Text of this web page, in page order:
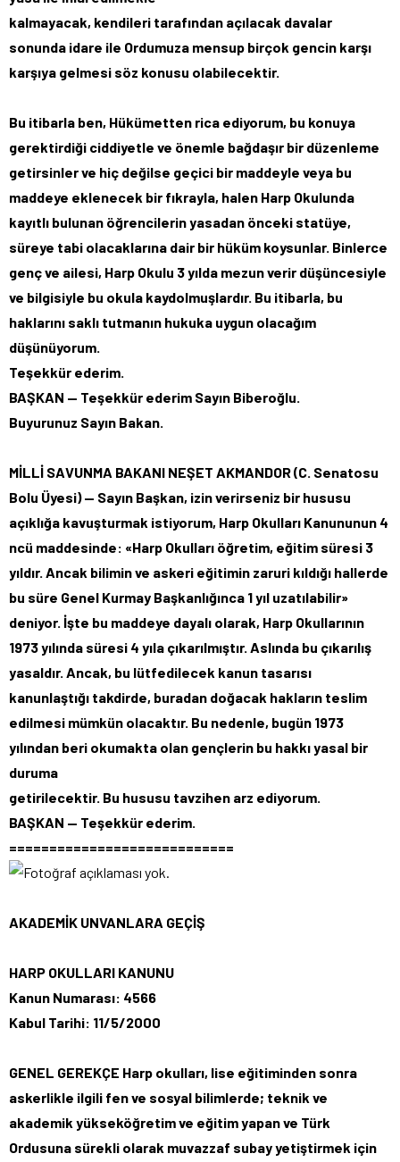
kalmayacak, kendileri tarafından açılacak davalar
sonunda idare ile Ordumuza mensup birçok gencin karşı
karşıya gelmesi söz konusu olabilecektir.
Bu itibarla ben, Hükümetten rica ediyorum, bu konuya
gerektirdiği ciddiyetle ve önemle bağdaşır bir düzenleme
getirsinler ve hiç değilse geçici bir maddeyle veya bu
maddeye eklenecek bir fıkrayla, halen Harp Okulunda
kayıtlı bulunan öğrencilerin yasadan önceki statüye,
süreye tabi olacaklarına dair bir hüküm koysunlar. Binlerce
genç ve ailesi, Harp Okulu 3 yılda mezun verir düşüncesiyle
ve bilgisiyle bu okula kaydolmuşlardır. Bu itibarla, bu
haklarını saklı tutmanın hukuka uygun olacağım
düşünüyorum.
Teşekkür ederim.
BAŞKAN — Teşekkür ederim Sayın Biberoğlu.
Buyurunuz Sayın Bakan.
MİLLİ SAVUNMA BAKANI NEŞET AKMANDOR (C. Senatosu
Bolu Üyesi) — Sayın Başkan, izin verirseniz bir hususu
açıklığa kavuşturmak istiyorum, Harp Okulları Kanununun 4
ncü maddesinde: «Harp Okulları öğretim, eğitim süresi 3
yıldır. Ancak bilimin ve askeri eğitimin zaruri kıldığı hallerde
bu süre Genel Kurmay Başkanlığınca 1 yıl uzatılabilir»
deniyor. İşte bu maddeye dayalı olarak, Harp Okullarının
1973 yılında süresi 4 yıla çıkarılmıştır. Aslında bu çıkarılış
yasaldır. Ancak, bu lütfedilecek kanun tasarısı
kanunlaştığı takdirde, buradan doğacak hakların teslim
edilmesi mümkün olacaktır. Bu nedenle, bugün 1973
yılından beri okumakta olan gençlerin bu hakkı yasal bir
duruma
getirilecektir. Bu hususu tavzihen arz ediyorum.
BAŞKAN — Teşekkür ederim.
============================
AKADEMİK UNVANLARA GEÇİŞ
HARP OKULLARI KANUNU
Kanun Numarası: 4566
Kabul Tarihi: 11/5/2000
GENEL GEREKÇE Harp okulları, lise eğitiminden sonra
askerlikle ilgili fen ve sosyal bilimlerde; teknik ve
akademik yükseköğretim ve eğitim yapan ve Türk
Ordusuna sürekli olarak muvazzaf subay yetiştirmek için